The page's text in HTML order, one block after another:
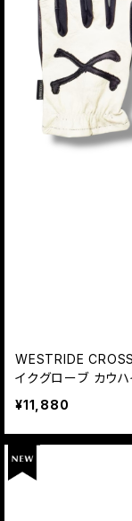
WESTRIDE
イクグローブ カウ
¥11,880